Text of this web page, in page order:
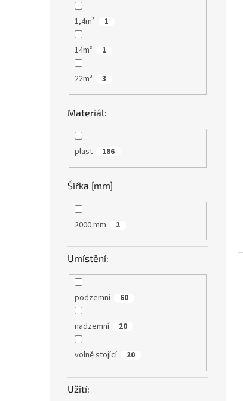
1,4m³ 1
14m³ 1
22m³ 3
Materiál:
plast 186
Šířka [mm]
2000 mm 2
Umístění:
podzemní 60
nadzemní 20
volně stojící 20
Užití: